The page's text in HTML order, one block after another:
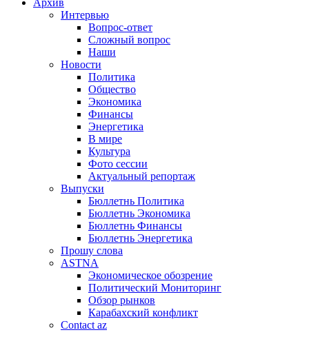
Архив
Интервью
Вопрос-ответ
Сложный вопрос
Наши
Новости
Политика
Общество
Экономика
Финансы
Энергетика
В мире
Культура
Фото сессии
Актуальный репортаж
Выпуски
Бюллетнь Политика
Бюллетнь Экономика
Бюллетнь Финансы
Бюллетнь Энергетика
Прошу слова
ASTNA
Экономическое обозрение
Политический Мониторинг
Обзор рынков
Карабахский конфликт
Contact az